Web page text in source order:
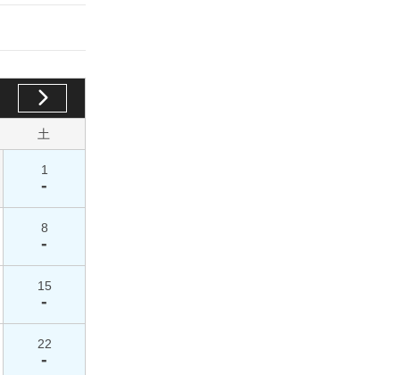
土
1
-
8
-
15
-
22
-